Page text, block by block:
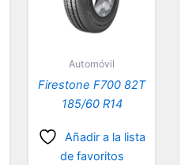
Automóvil
Firestone F700 82T
185/60 R14
Añadir a la lista
de favoritos